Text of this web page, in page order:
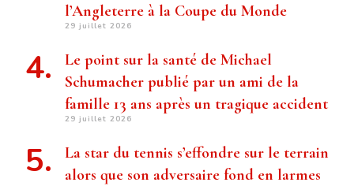
l’Angleterre à la Coupe du Monde
29 juillet 2026
Le point sur la santé de Michael
Schumacher publié par un ami de la
famille 13 ans après un tragique accident
29 juillet 2026
La star du tennis s’effondre sur le terrain
alors que son adversaire fond en larmes